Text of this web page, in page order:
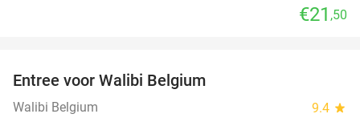
€21 ,50
Entree voor Walibi Belgium
Walibi Belgium 9.4 star